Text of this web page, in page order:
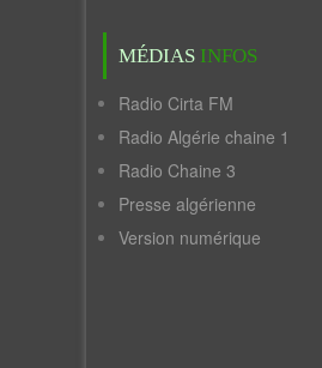
MÉDIAS INFOS
Radio Cirta FM
Radio Algérie chaine 1
Radio Chaine 3
Presse algérienne
Version numérique